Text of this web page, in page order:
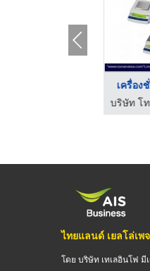
เครื่อง
ไทยแลนด์ เยลโล่เพ
โดย บริษัท เทเลอินโฟ